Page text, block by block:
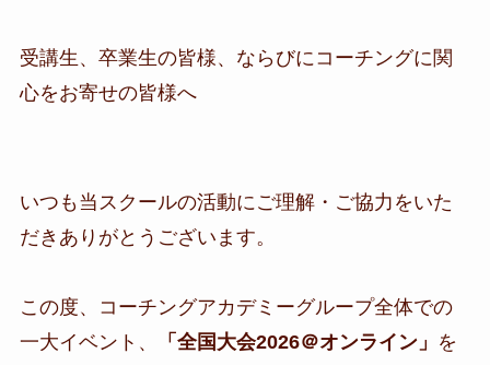
受講生、卒業生の皆様、ならびにコーチングに関
心をお寄せの皆様へ
​いつも当スクールの活動にご理解・ご協力をいた
だきありがとうございます。
この度、コーチングアカデミーグループ全体での
一大イベント、
「全国大会2026＠オンライン」 を